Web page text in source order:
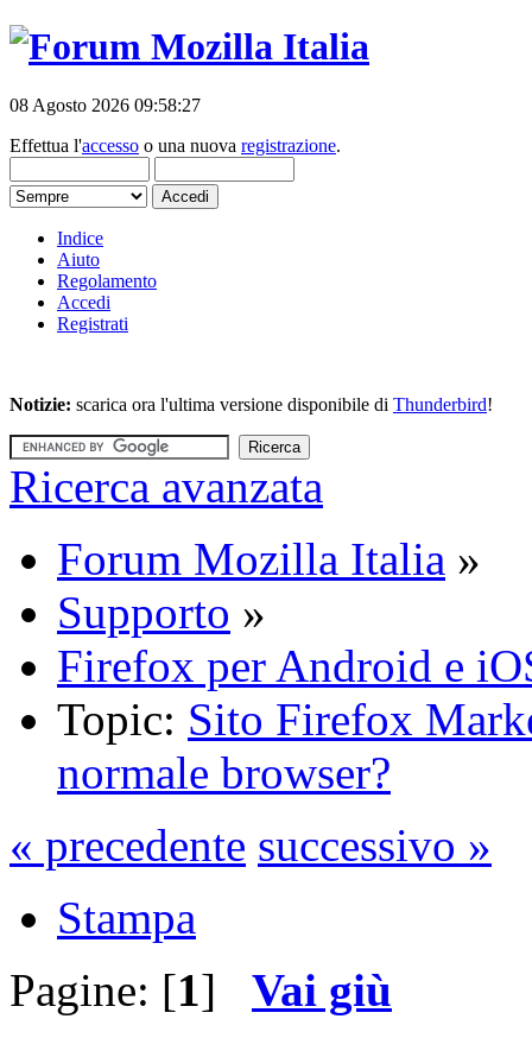
08 Agosto 2026 09:58:27
Effettua l'accesso o una nuova registrazione.
Indice
Aiuto
Regolamento
Accedi
Registrati
Notizie: scarica ora l'ultima versione disponibile di Thunderbird!
Ricerca avanzata
Forum Mozilla Italia »
Supporto »
Firefox per Android e
Topic: Sito Firefox
normale browser?
« precedente successivo »
Stampa
Pagine: [1] Vai giù